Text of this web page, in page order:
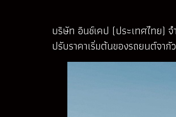
บริษัท อินช์เคป (ประเทศไทย) จ
ปรับราคาเริ่มต้นของรถยนต์จา